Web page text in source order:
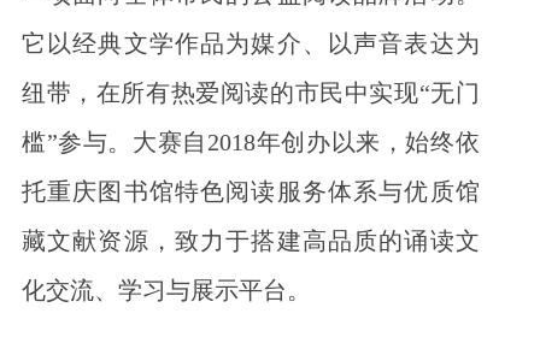
它以经典文学作品为媒介、以声音表达为
纽带，在所有热爱阅读的市民中实现“无门
槛”参与。大赛自2018年创办以来，始终依
托重庆图书馆特色阅读服务体系与优质馆
藏文献资源，致力于搭建高品质的诵读文
化交流、学习与展示平台。